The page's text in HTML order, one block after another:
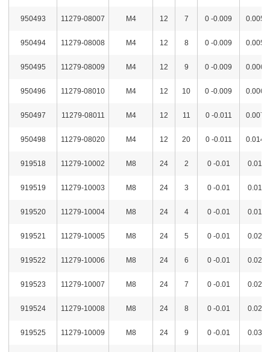
950493 11279-08007 M4 12 7 0 -0.009 0.005
950494 11279-08008 M4 12 8 0 -0.009 0.005
950495 11279-08009 M4 12 9 0 -0.009 0.006
950496 11279-08010 M4 12 10 0 -0.009 0.006
950497 11279-08011 M4 12 11 0 -0.011 0.007
950498 11279-08020 M4 12 20 0 -0.011 0.014
919518 11279-10002 M8 24 2 0 -0.01 0.01
919519 11279-10003 M8 24 3 0 -0.01 0.01
919520 11279-10004 M8 24 4 0 -0.01 0.01
919521 11279-10005 M8 24 5 0 -0.01 0.02
919522 11279-10006 M8 24 6 0 -0.01 0.02
919523 11279-10007 M8 24 7 0 -0.01 0.02
919524 11279-10008 M8 24 8 0 -0.01 0.02
919525 11279-10009 M8 24 9 0 -0.01 0.03